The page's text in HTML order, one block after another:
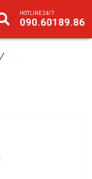
HOTLINE 24/7
090.60189.86